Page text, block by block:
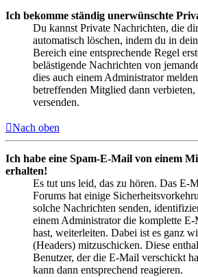
Ich bekomme ständig unerwünschte
Du kannst Private Nachrichten, die
automatisch löschen, indem du in
Bereich eine entsprechende Regel
belästigende Nachrichten von
dies auch einem Administrator
betreffenden Mitglied dann
versenden.
Nach oben
Ich habe eine Spam-E-Mail von einem
erhalten!
Es tut uns leid, das zu hören. Das E-
Forums hat einige
solche Nachrichten senden,
einem Administrator die komplette
hast, weiterleiten. Dabei ist es ganz
(Headers) mitzuschicken. Diese
Benutzer, der die E-Mail verschickt
kann dann entsprechend reagieren.